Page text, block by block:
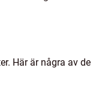
Här är några av de